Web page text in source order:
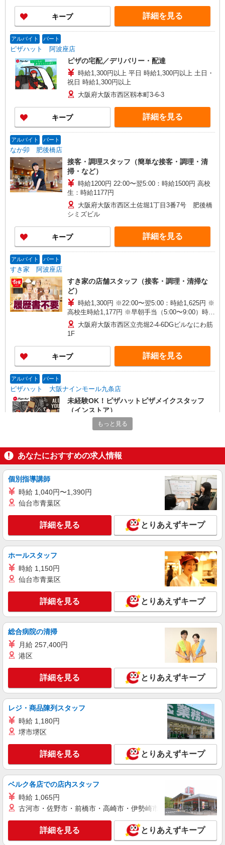
い向上手当を含みます。 ★働きがい向上手当※26
年6月改定（地域により異なる） 社会保険加入
者は更に＋30円
キープ 詳細を見る
アルバイト パート
ピザハット 阿波座店
ピザの宅配／デリバリー・配達
時給1,300円以上 平日 時給1,300円以上 土日・
祝日 時給1,300円以上
大阪府大阪市西区靱本町3-6-3
キープ 詳細を見る
アルバイト パート
なか卯 肥後橋店
接客・調理スタッフ（簡単な接客・調理・清
掃・など）
時給1200円 22:00〜翌5:00：時給1500円 高校
生：時給1177円
大阪府大阪市西区土佐堀1丁目3番7号 肥後橋
シミズビル
キープ 詳細を見る
アルバイト パート
すき家 阿波座店
すき家の店舗スタッフ（接客・調理・清掃な
ど）
時給1,300円 ※22:00〜翌5:00：時給1,625円 ※
高校生時給1,177円 ※早朝手当（5:00〜9:00）時給
＋150円大阪府大阪市西区立売堀2-4-6DGビルなにわ筋
1F
キープ 詳細を見る
アルバイト パート
ピザハット 大阪ナインモール九条店
未経験OK！ピザハットピザメイクスタッフ
（インストア）
時給1,250円以上 平日 時給1,250円以上 土日・
祝日 時給1,250円以上 高校生 時給1,250円以上
キープ 詳細を見る
アルバイト パート
すき家 江戸堀店
すき家の店舗スタッフ（接客・調理・清掃な
ど）
時給1,650円
大阪府大阪市西区江戸堀1-24-15 タツト・肥
キープ 詳細を見る
パート
すき家 四ツ橋駅前店
すき家の店舗スタッフ（接客・調理・清掃な
時給1,250円 ※22:00〜翌5:00：時給1,563円 ※
高校生時給1,177円 ※早朝手当（5:00〜9:00）時給
大阪府大阪市西区北堀江1-7-12四ツ橋北堀江ビ
ル1F
キープ 詳細を見る
アルバイト パート
ピザハット 阿波座店
未経験OK！ピザハットピザメイクスタッフ
（インストア）
時給1,250円以上 平日 時給1,250円以上 土日・
祝日 時給1,250円以上
大阪府大阪市西区靱本町3-6-3
キープ 詳細を見る
株式会社魚国総本社
もっと見る
あなたにおすすめの求人情報
個別指導講師
時給 1,040円〜1,390円
仙台市青葉区
詳細を見る とりあえずキープ
ホールスタッフ
時給 1,150円
仙台市青葉区
詳細を見る とりあえずキープ
総合病院の清掃
月給 257,400円
港区
詳細を見る とりあえずキープ
レジ・商品陳列スタッフ
時給 1,180円
堺市堺区
詳細を見る とりあえずキープ
ベルク各店での店内スタッフ
時給 1,065円
古河市・佐野市・前橋市・高崎市・伊勢崎市・太田市・館林市
詳細を見る とりあえずキープ